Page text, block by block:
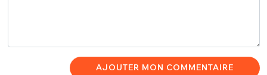
AJOUTER MON COMMENTAIRE